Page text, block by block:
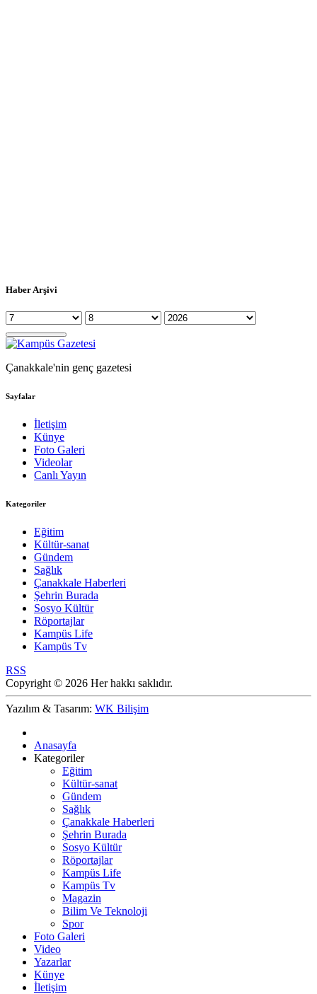
Haber Arşivi
Çanakkale'nin genç gazetesi
Sayfalar
İletişim
Künye
Foto Galeri
Videolar
Canlı Yayın
Kategoriler
Eğitim
Kültür-sanat
Gündem
Sağlık
Çanakkale Haberleri
Şehrin Burada
Sosyo Kültür
Röportajlar
Kampüs Life
Kampüs Tv
RSS
Copyright © 2026 Her hakkı saklıdır.
Yazılım & Tasarım: WK Bilişim
Anasayfa
Kategoriler
Eğitim
Kültür-sanat
Gündem
Sağlık
Çanakkale Haberleri
Şehrin Burada
Sosyo Kültür
Röportajlar
Kampüs Life
Kampüs Tv
Magazin
Bilim Ve Teknoloji
Spor
Foto Galeri
Video
Yazarlar
Künye
İletişim